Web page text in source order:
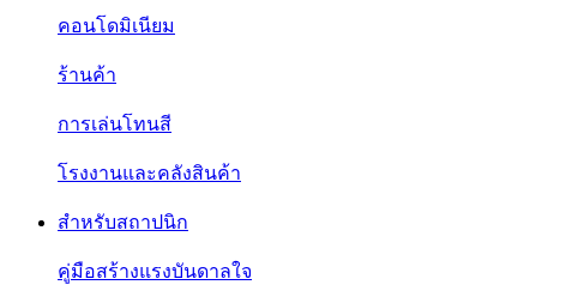
คอนโดมิเนียม
ร้านค้า
การเล่นโทนสี
โรงงานและคลังสินค้า
สำหรับสถาปนิก
คู่มือสร้างแรงบันดาลใจ